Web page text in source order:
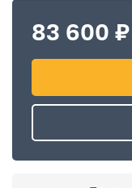
83 600 ₽